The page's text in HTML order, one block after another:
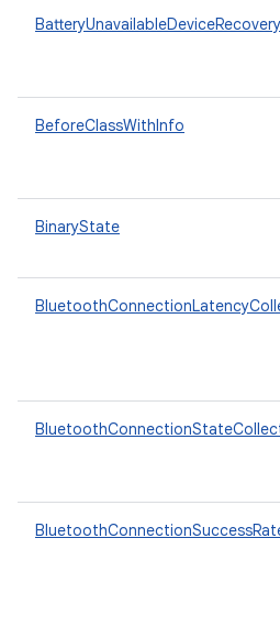
BatteryUnavailableDeviceRecovery
BeforeClassWithInfo
BinaryState